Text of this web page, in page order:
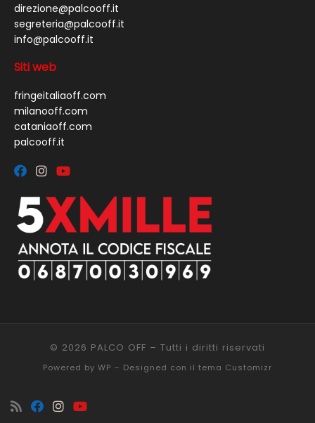
direzione@palcooff.it
segreteria@palcooff.it
info@palcooff.it
Siti web
fringeitaliaoff.com
milanooff.com
cataniaoff.com
palcooff.it
© 2026 PALCO OFF – Tutti i diritti riservati
Powered by WP – Designed con il tema Customizr